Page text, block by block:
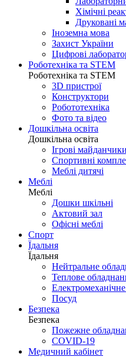
Хімічні
Друковані
Іноземна мова
Захист України
Цифрові
Роботехніка та STEM
Роботехніка та STEM
3D пристрої
Конструктори
Робототехніка
Фото та відео
Дошкільна освіта
Дошкільна освіта
Ігрові майданчики
Спортивні
Меблі дитячі
Меблі
Меблі
Дошки шкільні
Актовий зал
Офісні меблі
Спорт
Їдальня
Їдальня
Нейтральне
Теплове
Посуд
Безпека
Безпека
Пожежне
COVID-19
Медичний кабінет